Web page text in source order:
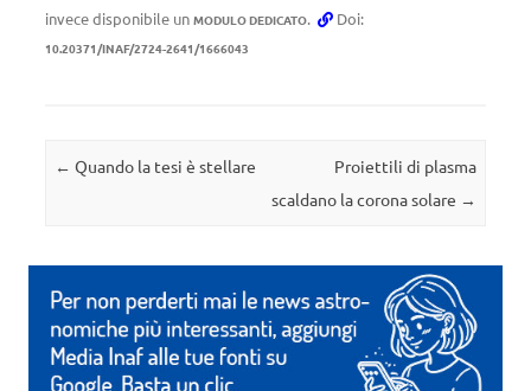
invece disponibile un MODULO DEDICATO. Doi:
10.20371/INAF/2724-2641/1666043
Navigazione articolo
← Quando la tesi è stellare
Proiettili di plasma
scaldano la corona solare →